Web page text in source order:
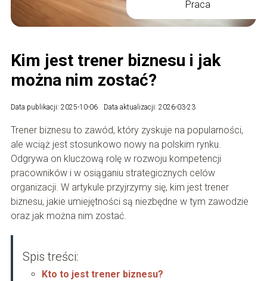
Praca
Kim jest trener biznesu i jak
można nim zostać?
Data publikacji: 2025-10-06 Data aktualizacji: 2026-03-23
Trener biznesu to zawód, który zyskuje na popularności,
ale wciąż jest stosunkowo nowy na polskim rynku.
Odgrywa on kluczową rolę w rozwoju kompetencji
pracowników i w osiąganiu strategicznych celów
organizacji. W artykule przyjrzymy się, kim jest trener
biznesu, jakie umiejętności są niezbędne w tym zawodzie
oraz jak można nim zostać.
Spis treści:
Kto to jest trener biznesu?